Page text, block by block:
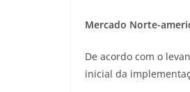
Mercado Norte-
De acordo com o
inicial da